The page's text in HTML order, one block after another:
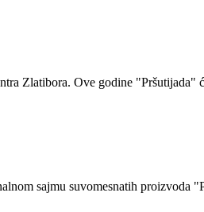
Zlatibora. Ove godine "Pršutijada"
sajmu suvomesnatih proizvoda